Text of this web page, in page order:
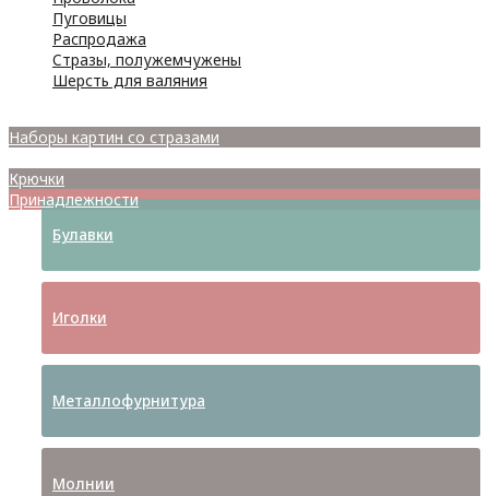
Пуговицы
Распродажа
Стразы, полужемчужены
Шерсть для валяния
Наборы картин со стразами
Крючки
Принадлежности
Булавки
Иголки
Металлофурнитура
Молнии